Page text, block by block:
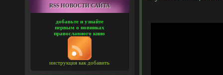
RSS НОВОСТИ САЙТА
добавьте и узнайте
первым о новинках
православного кино
инструкция как добавить